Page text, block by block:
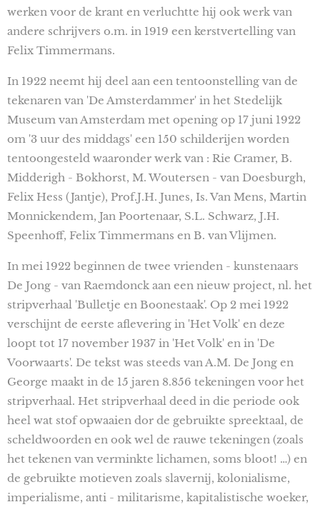
werken voor de krant en verluchtte hij ook werk van
andere schrijvers o.m. in 1919 een kerstvertelling van
Felix Timmermans.
In 1922 neemt hij deel aan een tentoonstelling van de
tekenaren van 'De Amsterdammer' in het Stedelijk
Museum van Amsterdam met opening op 17 juni 1922
om '3 uur des middags' een 150 schilderijen worden
tentoongesteld waaronder werk van : Rie Cramer, B.
Midderigh - Bokhorst, M. Woutersen - van Doesburgh,
Felix Hess (Jantje), Prof.J.H. Junes, Is. Van Mens, Martin
Monnickendem, Jan Poortenaar, S.L. Schwarz, J.H.
Speenhoff, Felix Timmermans en B. van Vlijmen.
In mei 1922 beginnen de twee vrienden - kunstenaars
De Jong - van Raemdonck aan een nieuw project, nl. het
stripverhaal 'Bulletje en Boonestaak'. Op 2 mei 1922
verschijnt de eerste aflevering in 'Het Volk' en deze
loopt tot 17 november 1937 in 'Het Volk' en in 'De
Voorwaarts'. De tekst was steeds van A.M. De Jong en
George maakt in de 15 jaren 8.856 tekeningen voor het
stripverhaal. Het stripverhaal deed in die periode ook
heel wat stof opwaaien dor de gebruikte spreektaal, de
scheldwoorden en ook wel de rauwe tekeningen (zoals
het tekenen van verminkte lichamen, soms bloot! …) en
de gebruikte motieven zoals slavernij, kolonialisme,
imperialisme, anti - militarisme, kapitalistische woeker,